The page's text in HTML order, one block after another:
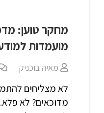
מחקר טוען:
מועמדות
מאיה בוכניק
לא מצליחים
מדוכאים? לא